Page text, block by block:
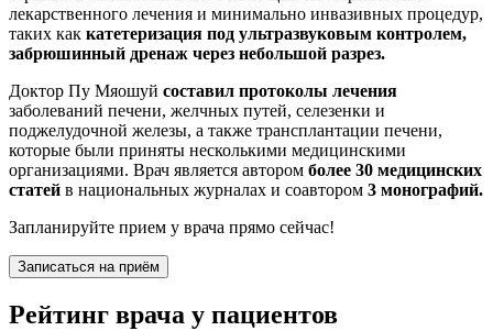
лекарственного лечения и минимально инвазивных процедур,
таких как катетеризация под ультразвуковым контролем,
забрюшинный дренаж через небольшой разрез.
Доктор Пу Мяошуй составил протоколы лечения
заболеваний печени, желчных путей, селезенки и
поджелудочной железы, а также трансплантации печени,
которые были приняты несколькими медицинскими
организациями. Врач является автором более 30 медицинских
статей в национальных журналах и соавтором 3 монографий.
Запланируйте прием у врача прямо сейчас!
Записаться на приём
Рейтинг врача у пациентов